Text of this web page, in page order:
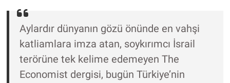
Aylardır dünyanın gözü önünde en vahşi
katliamlara imza atan, soykırımcı İsrail
terörüne tek kelime edemeyen The
Economist dergisi, bugün Türkiye’nin